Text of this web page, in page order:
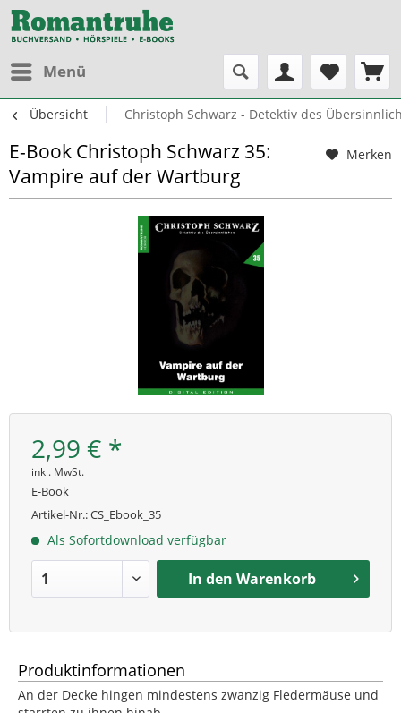
Menü
Übersicht Christoph Schwarz - Detektiv des
Merken
E-Book Christoph Schwarz 35:
Vampire auf der Wartburg
2,99 € *
inkl. MwSt.
E-Book
Artikel-Nr.:CS_Ebook_35
Als Sofortdownload verfügbar
In den Warenkorb
Produktinformationen
An der Decke hingen mindestens zwanzig Fledermäuse und